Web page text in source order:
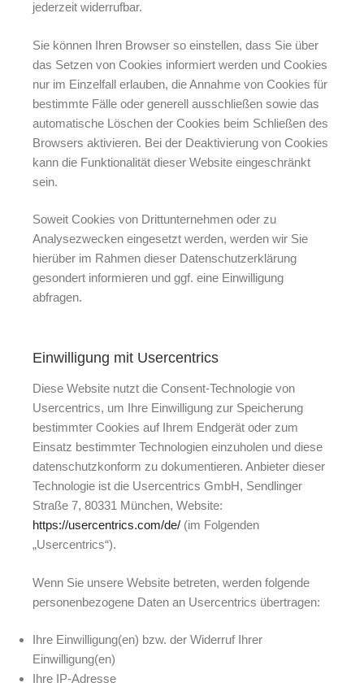
jederzeit widerrufbar.
Sie können Ihren Browser so einstellen, dass Sie über
das Setzen von Cookies informiert werden und Cookies
nur im Einzelfall erlauben, die Annahme von Cookies für
bestimmte Fälle oder generell ausschließen sowie das
automatische Löschen der Cookies beim Schließen des
Browsers aktivieren. Bei der Deaktivierung von Cookies
kann die Funktionalität dieser Website eingeschränkt
sein.
Soweit Cookies von Drittunternehmen oder zu
Analysezwecken eingesetzt werden, werden wir Sie
hierüber im Rahmen dieser Datenschutzerklärung
gesondert informieren und ggf. eine Einwilligung
abfragen.
Einwilligung mit Usercentrics
Diese Website nutzt die Consent-Technologie von
Usercentrics, um Ihre Einwilligung zur Speicherung
bestimmter Cookies auf Ihrem Endgerät oder zum
Einsatz bestimmter Technologien einzuholen und diese
datenschutzkonform zu dokumentieren. Anbieter dieser
Technologie ist die Usercentrics GmbH, Sendlinger
Straße 7, 80331 München, Website:
https://usercentrics.com/de/ (im Folgenden
„Usercentrics“).
Wenn Sie unsere Website betreten, werden folgende
personenbezogene Daten an Usercentrics übertragen:
Ihre Einwilligung(en) bzw. der Widerruf Ihrer
Einwilligung(en)
Ihre IP-Adresse